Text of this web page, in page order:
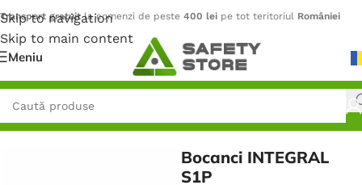
Skip to navigation
Skip to main content
Transport gratuitla comenzi de peste 400 lei pe tot teritoriul României
Meniu
Prima pagină/Încălțăminte
Bocanci INTEGRAL
S1P